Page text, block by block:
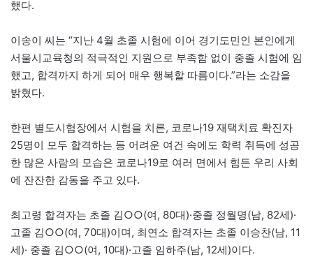
했다.
이송이 씨는 “지난 4월 초졸 시험에 이어 경기도민인 본인에게
서울시교육청의 적극적인 지원으로 부족함 없이 중졸 시험에 임
했고, 합격까지 하게 되어 매우 행복할 따름이다.”라는 소감을
밝혔다.
한편 별도시험장에서 시험을 치른, 코로나19 재택치료 확진자
25명이 모두 합격하는 등 어려운 여건 속에도 학력 취득에 성공
한 많은 사람의 모습은 코로나19로 여러 면에서 힘든 우리 사회
에 잔잔한 감동을 주고 있다.
최고령 합격자는 초졸 김○○(여, 80대)·중졸 정월명(남, 82세)·
고졸 김○○(여, 70대)이며, 최연소 합격자는 초졸 이승찬(남, 11
세)· 중졸 김○○(여, 10대)·고졸 임하주(남, 12세)이다.